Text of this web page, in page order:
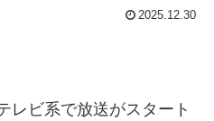
2025.12.30
レビ系で放送がスタート